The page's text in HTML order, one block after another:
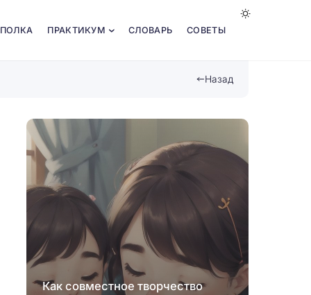
ПРАКТИКУМ СЛОВАРЬ СОВЕТЫ
Назад
Как совместное творчество